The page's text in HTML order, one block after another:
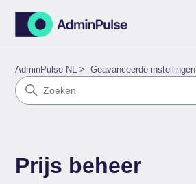
AdminPulse NL Geavanceerde instellingen
Prijs beheer